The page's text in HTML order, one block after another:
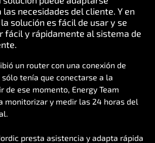
necesidades del cliente. Y en
solución es fácil de usar y se
fácil y rápidamente al sistema de
un router con una conexión de
tenía que conectarse a la
de ese momento, Energy Team
monitorizar y medir las 24 horas del
presta asistencia y adapta rápida